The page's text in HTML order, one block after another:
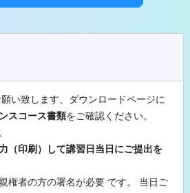
い致します、ダウンロードページに
スコース書類をご確認ください。
（印刷）して講習日当日にご提出を
権者の方の署名が必要 です。 当日ご